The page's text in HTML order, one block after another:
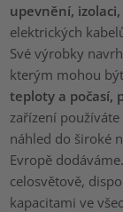
upevnění,
elektrických
Své výrobky
kterým mohou
teploty a počasí,
zařízení
náhled do široké
Evropě
celosvětově,
kapacitami ve